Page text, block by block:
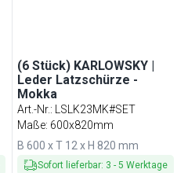
(6 Stück) KARLOWSKY |
Leder Latzschürze -
Mokka
Art.-Nr.: LSLK23MK#SET
Maße: 600x820mm
B 600 x T 12 x H 820 mm
Sofort lieferbar: 3 -5 Werktage